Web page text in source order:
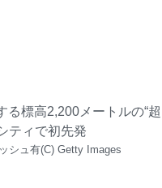
シュ有(C) Getty Images